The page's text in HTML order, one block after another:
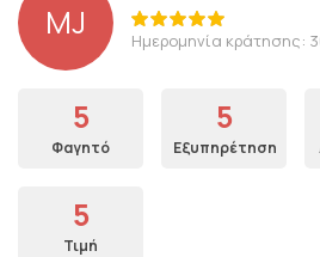
MJ Ημερομηνία κράτησης:
5
Φαγητό
5
Εξυπηρέτηση
5
Τιμή